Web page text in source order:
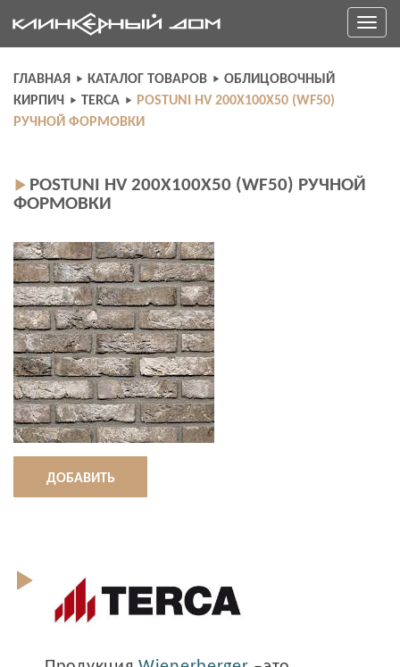
to
content
Toggle
ГЛАВНАЯ КАТАЛОГ ТОВАРОВ
ОБЛИЦОВОЧНЫЙ
КИРПИЧ
TERCA
POSTUNI HV 200Х100Х50 (WF50)
РУЧНОЙ ФОРМОВКИ
POSTUNI HV 200Х100Х50 (WF50) РУЧНОЙ
ФОРМОВКИ
ДОБАВИТЬ